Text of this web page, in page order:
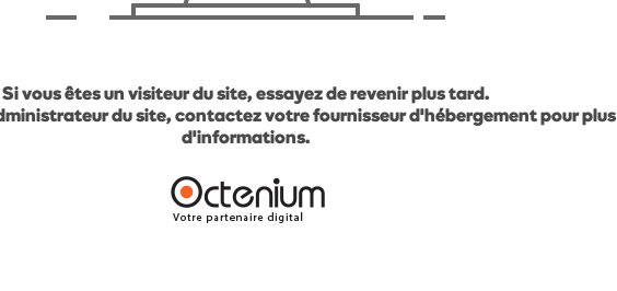
Si vous êtes un visiteur du site, essayez de revenir plus tard.
du site, contactez votre fournisseur d'hébergement pour plus
d'informations.